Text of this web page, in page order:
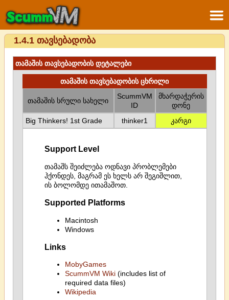
1.4.1 თავსებადობა
თამაშის თავსებადობის დეტალები
თამაშის თავსებადობის ცხრილი
თამაშის სრული სახელი
ScummVM
ID
მხარდაჭერის
დონე
Big Thinkers! 1st Grade
thinker1 კარგი
Support Level
თამაშს შეიძლება ოდნავი პრობლემები
ჰქონდეს, მაგრამ ეს ხელს არ შეგიშლით,
ის ბოლომდე ითამაშოთ.
Supported Platforms
Macintosh
Windows
Links
MobyGames
ScummVM Wiki(includes list of
required data files)
Wikipedia